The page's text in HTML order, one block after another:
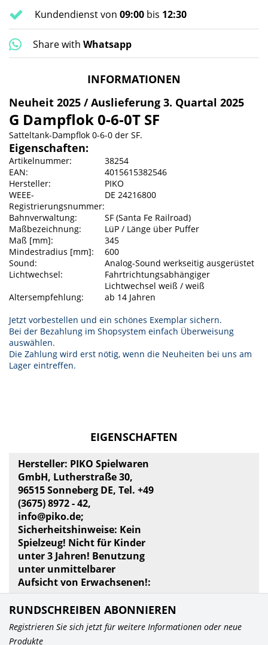
Kundendienst von 09:00 bis 12:30
Share with Whatsapp
INFORMATIONEN
Neuheit 2025 / Auslieferung 3. Quartal 2025
G Dampflok 0-6-0T SF
Satteltank-Dampflok 0-6-0 der SF.
Eigenschaften:
Artikelnummer:
38254
EAN:
4015615382546
Hersteller:
PIKO
WEEE-
Registrierungsnummer:
DE 24216800
Bahnverwaltung:
SF (Santa Fe Railroad)
Maßbezeichnung:
LüP / Länge über Puffer
Maß [mm]:
345
Mindestradius [mm]:
600
Sound:
Analog-Sound werkseitig ausgerüstet
Lichtwechsel:
Fahrtrichtungsabhängiger
Lichtwechsel weiß / weiß
Altersempfehlung:
ab 14 Jahren
Jetzt vorbestellen und ein schönes Exemplar sichern.
Bei der Bezahlung im Shopsystem einfach Überweisung
auswählen.
Die Zahlung wird erst nötig, wenn die Neuheiten bei uns am
Lager eintreffen.
EIGENSCHAFTEN
Hersteller: PIKO Spielwaren
GmbH, Lutherstraße 30,
96515 Sonneberg DE, Tel. +49
(3675) 8972 - 42,
info@piko.de;
Sicherheitshinweise: Kein
Spielzeug! Nicht für Kinder
unter 3 Jahren! Benutzung
unter unmittelbarer
Aufsicht von Erwachsenen!:
RUNDSCHREIBEN ABONNIEREN
Registrieren Sie sich jetzt für weitere Informationen oder neue
Produkte